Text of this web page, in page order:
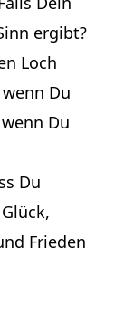
ergibt?
Loch
Du
Du
Du
Frieden